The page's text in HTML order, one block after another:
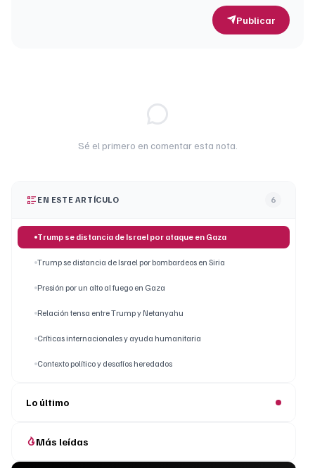
Publicar
Sé el primero en comentar esta nota.
EN ESTE ARTÍCULO 6
Trump se distancia de Israel por ataque en Gaza
Trump se distancia de Israel por bombardeos en Siria
Presión por un alto al fuego en Gaza
Relación tensa entre Trump y Netanyahu
Críticas internacionales y ayuda humanitaria
Contexto político y desafíos heredados
Lo último
Más leídas